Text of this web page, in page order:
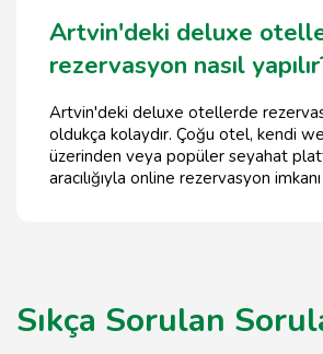
Artvin'deki deluxe
rezervasyon nasıl
Artvin'deki deluxe otellerde
oldukça kolaydır. Çoğu otel, kendi
üzerinden veya popüler seyahat
aracılığıyla online rezervasyon
Sıkça Sorulan